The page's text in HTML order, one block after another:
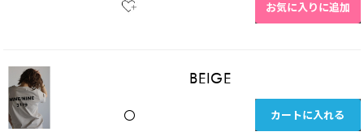
お気に入りに追加
BEIGE
〇 カートに入れる